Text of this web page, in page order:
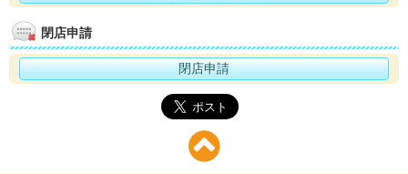
閉店申請
閉店申請